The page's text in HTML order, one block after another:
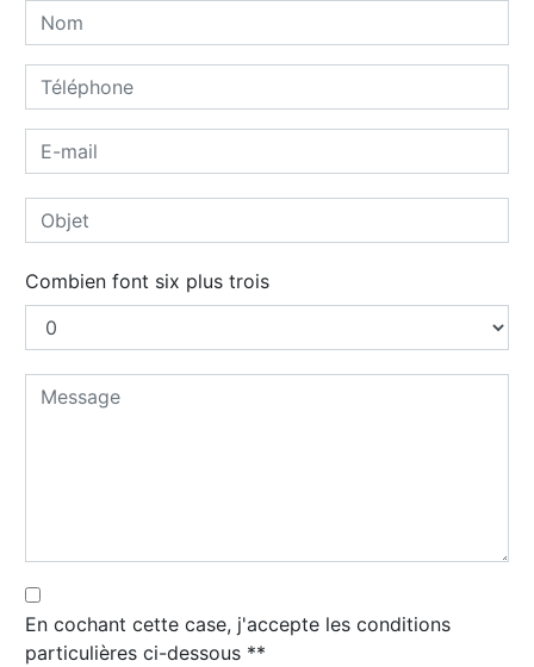
Combien font six plus trois
En cochant cette case, j'accepte les conditions
particulières ci-dessous **